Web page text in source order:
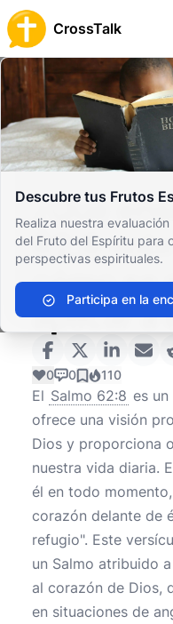
CrossTalk
Descubre tus Frutos
Realiza nuestra
del Fruto del Espíritu para
perspectivas espirituales.
Participa en la
Inicio
Archivo de
Antiguo
Sabiduría y Poesía
¿Qué enseña el
¿Qué
62:8
cómo se
aplicar a
0 0 110
El Salmo 62:8 es
ofrece una visión
Dios y proporciona
nuestra vida diaria.
él en todo
corazón delante de
refugio". Este
un Salmo atribuido
al corazón de Dios,
en situaciones de